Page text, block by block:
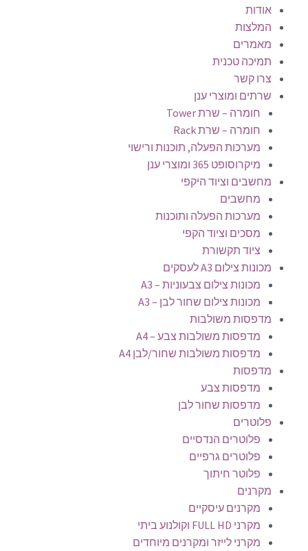
אודות
המלצות
מאמרים
תמיכה טכנית
צרו קשר
שרתים ומוצרי ענן
חומרה – שרת Tower
חומרה – שרת Rack
מערכות הפעלה, תוכנות ורישוי
מיקרוסופט 365 ומוצרי ענן
מחשבים וציוד היקפי
מחשבים
מערכות הפעלה ותוכנות
מסכים וציוד הקפי
ציוד תקשורת
מכונות צילום A3 לעסקים
מכונות צילום צבעוניות – A3
מכונות צילום שחור לבן – A3
מדפסות משולבות
מדפסות משולבות צבע – A4
מדפסות משולבות שחור/לבן A4
מדפסות
מדפסות צבע
מדפסות שחור לבן
פלוטרים
פלוטרים הנדסיים
פלוטרים גרפיים
פלוטר חיתוך
מקרנים
מקרנים עיסקיים
מקרני FULL HD וקולנוע ביתי
מקרני לייזר ומקרנים מיוחדים